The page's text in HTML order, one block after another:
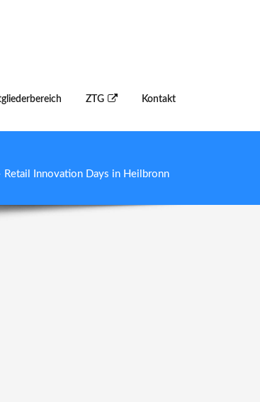
ZTG Kontakt
Retail Innovation Days in Heilbronn